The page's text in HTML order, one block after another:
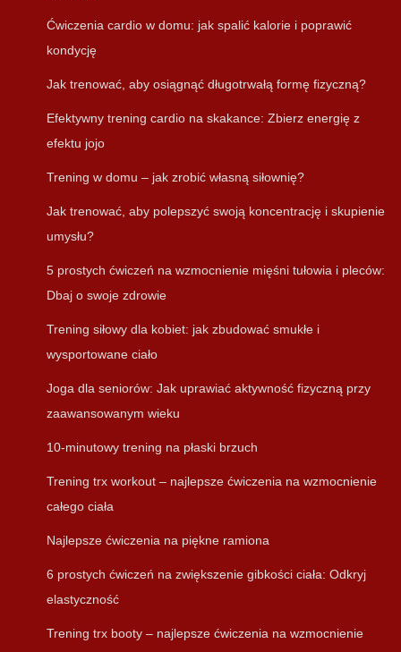
Ćwiczenia cardio w domu: jak spalić kalorie i poprawić
kondycję
Jak trenować, aby osiągnąć długotrwałą formę fizyczną?
Efektywny trening cardio na skakance: Zbierz energię z
efektu jojo
Trening w domu – jak zrobić własną siłownię?
Jak trenować, aby polepszyć swoją koncentrację i skupienie
umysłu?
5 prostych ćwiczeń na wzmocnienie mięśni tułowia i pleców:
Dbaj o swoje zdrowie
Trening siłowy dla kobiet: jak zbudować smukłe i
wysportowane ciało
Joga dla seniorów: Jak uprawiać aktywność fizyczną przy
zaawansowanym wieku
10-minutowy trening na płaski brzuch
Trening trx workout – najlepsze ćwiczenia na wzmocnienie
całego ciała
Najlepsze ćwiczenia na piękne ramiona
6 prostych ćwiczeń na zwiększenie gibkości ciała: Odkryj
elastyczność
Trening trx booty – najlepsze ćwiczenia na wzmocnienie